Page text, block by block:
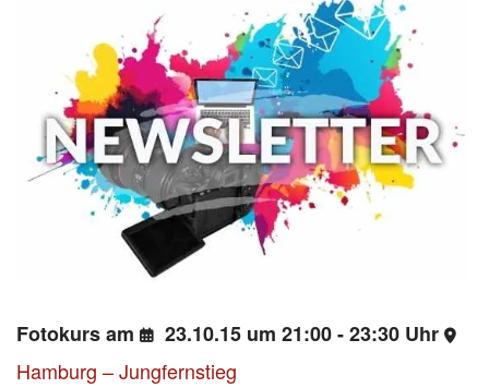
Fotokurs am
23.10.15 um 21:00 - 23:30 Uhr
Hamburg – Jungfernstieg